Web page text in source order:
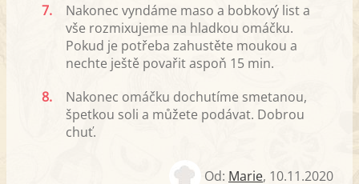
7.
Nakonec vyndáme maso a bobkový list a
vše rozmixujeme na hladkou omáčku.
Pokud je potřeba zahustěte moukou a
nechte ještě povařit aspoň 15 min.
8.
Nakonec omáčku dochutíme smetanou,
špetkou soli a můžete podávat. Dobrou
chuť.
Od: Marie, 10.11.2020